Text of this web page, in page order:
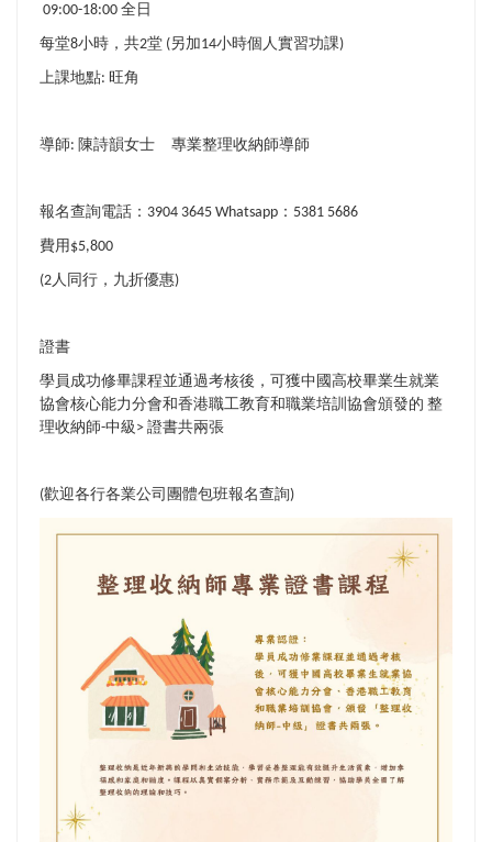
09:00-18:00 全日
每堂8小時，共2堂 (另加14小時個人實習功課)
上課地點: 旺角
導師: 陳詩韻女士 專業整理收納師導師
報名查詢電話： 3904 3645 Whatsapp ： 5381 5686
費用 $5,800
(2人同行，九折優惠)
證書
學員成功修畢課程並通過考核後，可獲中國高校畢業生就業
協會核心能力分會和香港職工教育和職業培訓協會頒發的 整
理收納師-中級 > 證書共兩張
(歡迎各行各業公司團體包班報名查詢)